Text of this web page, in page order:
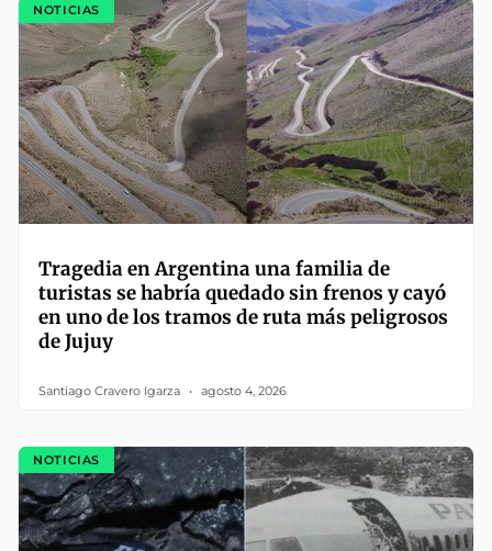
NOTICIAS
Tragedia en Argentina una familia de
turistas se habría quedado sin frenos y cayó
en uno de los tramos de ruta más peligrosos
de Jujuy
Santiago Cravero Igarza agosto 4, 2026
NOTICIAS